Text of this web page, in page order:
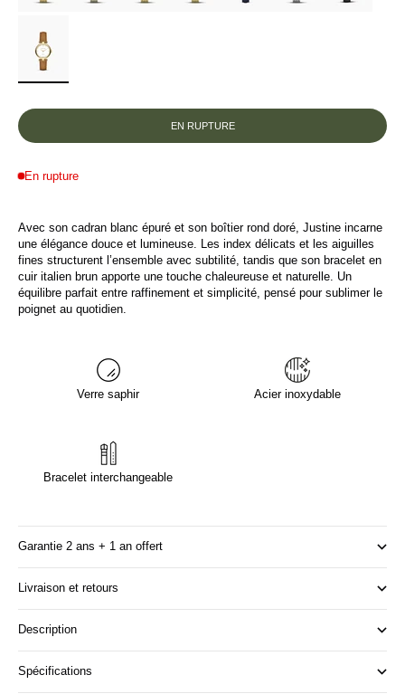
EN RUPTURE
En rupture
Avec son cadran blanc épuré et son boîtier rond doré, Justine incarne
une élégance douce et lumineuse. Les index délicats et les aiguilles
fines structurent l’ensemble avec subtilité, tandis que son bracelet en
cuir italien brun apporte une touche chaleureuse et naturelle. Un
équilibre parfait entre raffinement et simplicité, pensé pour sublimer le
poignet au quotidien.
Verre saphir Acier inoxydable
Bracelet interchangeable
Garantie 2 ans + 1 an offert
Livraison et retours
Description
Spécifications